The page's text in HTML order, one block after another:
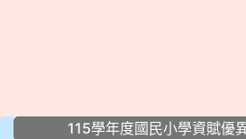
::: 115學年度國民小學資賦優